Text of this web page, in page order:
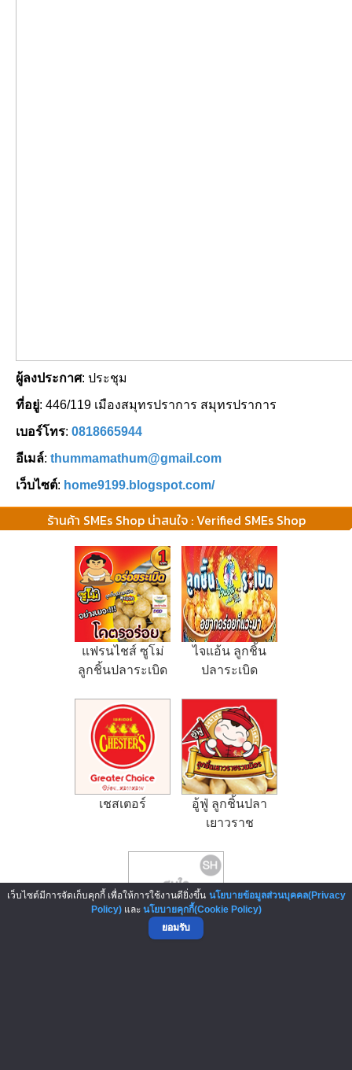
ผู้ลงประกาศ: ประชุม
ที่อยู่: 446/119 เมืองสมุทรปราการ สมุทรปราการ
เบอร์โทร: 0818665944
อีเมล์: thummamathum@gmail.com
เว็บไซต์: home9199.blogspot.com/
ร้านค้า SMEs Shop น่าสนใจ : Verified SMEs Shop
แฟรนไชส์ ซูโม่
ลูกชิ้นปลาระเบิด
ไจแอ้น ลูกชิ้น
ปลาระเบิด
เชสเตอร์
อู้ฟู่ ลูกชิ้นปลา
เยาวราช
เว็บไซต์มีการจัดเก็บคุกกี้ เพื่อให้การใช้งานดียิ่งขึ้น นโยบายข้อมูลส่วนบุคคล(Privacy
Policy)และ นโยบายคุกกี้(Cookie Policy)
ยอมรับ